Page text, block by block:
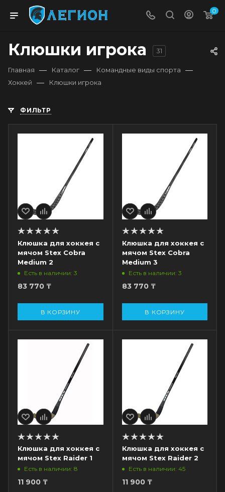
0
Клюшки игрока 31
Главная — Каталог — Командные виды спорта —
Хоккей — Клюшки игрока
ФИЛЬТР
Клюшка для хоккея с
мячом Stex Cobra
Medium 2
Есть в наличии: 3
83 770 ₸
В КОРЗИНУ
Клюшка для хоккея с
мячом Stex Cobra
Medium 3
Есть в наличии: 3
83 770₸
В КОРЗИНУ
Клюшка для хоккея с
мячом Stex Raider 1
Есть в наличии: 8
11 900 ₸
Клюшка для хоккея с
мячом Stex Raider 2
Есть в наличии: 45
11 900₸